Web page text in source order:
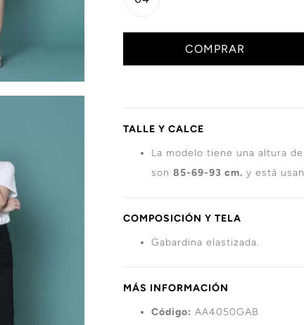
COMPRAR
TALLE Y CALCE
La modelo tiene una altura de
son 85-69-93 cm. y está
COMPOSICIÓN Y TELA
Gabardina elastizada.
MÁS INFORMACIÓN
Código: AA4050GAB